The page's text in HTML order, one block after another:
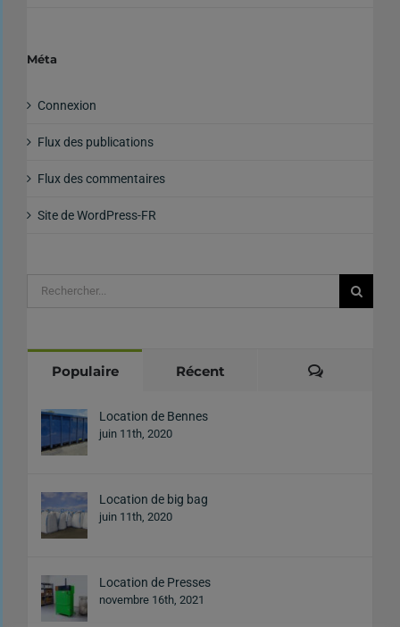
Méta
Connexion
Flux des publications
Flux des commentaires
Site de WordPress-FR
Populaire Récent
Location de Bennes
juin 11th, 2020
Location de big bag
juin 11th, 2020
Location de Presses
novembre 16th, 2021